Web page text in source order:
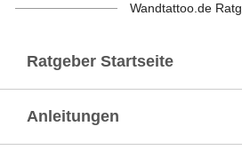
Wandtattoo.de
Ratgeber Startseite
Anleitungen